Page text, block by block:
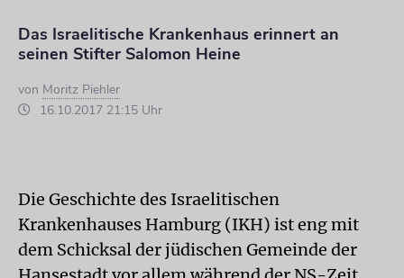
Das Israelitische Krankenhaus erinnert an
seinen Stifter Salomon Heine
von Moritz Piehler
16.10.2017 21:15 Uhr
Die Geschichte des Israelitischen
Krankenhauses Hamburg (IKH) ist eng mit
dem Schicksal der jüdischen Gemeinde der